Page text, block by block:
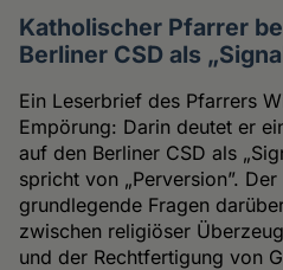
Katholischer Pfarrer
Berliner CSD als
Ein Leserbrief des Pfarrers
Empörung: Darin deutet er
auf den Berliner CSD als
spricht von „Perversion”.
grundlegende Fragen
zwischen religiöser
und der Rechtfertigung von